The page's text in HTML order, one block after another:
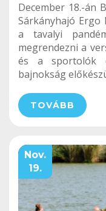
December 18.-án
Sárkányhajó Ergo
a tavalyi
megrendezni a
és a sportolók
bajnokság
TOVÁBB
Nov.
19.